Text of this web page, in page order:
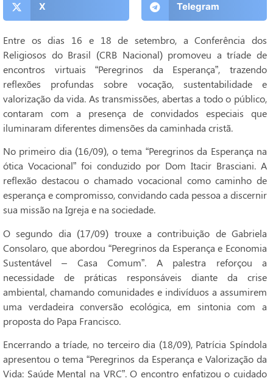
X Telegram
Entre os dias 16 e 18 de setembro, a Conferência dos
Religiosos do Brasil (CRB Nacional) promoveu a tríade de
encontros virtuais “Peregrinos da Esperança”, trazendo
reflexões profundas sobre vocação, sustentabilidade e
valorização da vida. As transmissões, abertas a todo o público,
contaram com a presença de convidados especiais que
iluminaram diferentes dimensões da caminhada cristã.
No primeiro dia (16/09), o tema “Peregrinos da Esperança na
ótica Vocacional” foi conduzido por Dom Itacir Brasciani. A
reflexão destacou o chamado vocacional como caminho de
esperança e compromisso, convidando cada pessoa a discernir
sua missão na Igreja e na sociedade.
O segundo dia (17/09) trouxe a contribuição de Gabriela
Consolaro, que abordou “Peregrinos da Esperança e Economia
Sustentável – Casa Comum”. A palestra reforçou a
necessidade de práticas responsáveis diante da crise
ambiental, chamando comunidades e indivíduos a assumirem
uma verdadeira conversão ecológica, em sintonia com a
proposta do Papa Francisco.
Encerrando a tríade, no terceiro dia (18/09), Patrícia Spíndola
apresentou o tema “Peregrinos da Esperança e Valorização da
Vida: Saúde Mental na VRC”. O encontro enfatizou o cuidado